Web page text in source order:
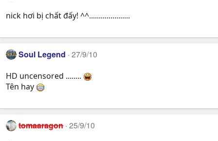
nick hơi bị chất đấy! ^^.....................
Soul Legend 27/9/10
HD uncensored ........
Tên hay
tomaaragon 25/9/10